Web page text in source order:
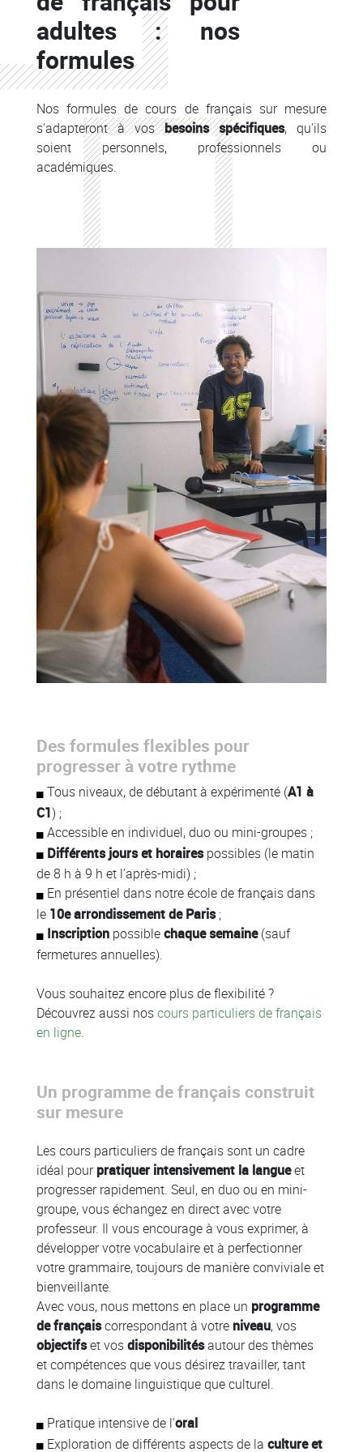
adultes : nos
formules
Nos formules de cours de français sur mesure
s'adapteront à vosbesoins spécifiques, qu'ils
soient personnels, professionnels ou
académiques.
Colonne
Des formules flexibles pour
progresser à votre rythme
Tous niveaux, de débutant à expérimenté (A1 à
C1) ;
Accessible en individuel, duo ou mini-groupes ;
Différents jours et horairespossibles (le matin
de 8 h à 9 h et l’après-midi) ;
En présentiel dans notre école de français dans
le 10e arrondissement de Paris;
Inscription possiblechaque semaine(sauf
fermetures annuelles).
Vous souhaitez encore plus de flexibilité ?
Découvrez aussi noscours particuliers de français
en ligne.
Un programme de français construit
sur mesure
Les cours particuliers de français sont un cadre
idéal pourpratiquer intensivement la langueet
progresser rapidement. Seul, en duo ou en mini-
groupe, vous échangez en direct avec votre
professeur. Il vous encourage à vous exprimer, à
développer votre vocabulaire et à perfectionner
votre grammaire, toujours de manière conviviale et
bienveillante.
Avec vous, nous mettons en place un programme
de françaiscorrespondant à votre niveau, vos
objectifset vosdisponibilitésautour des thèmes
et compétences que vous désirez travailler, tant
dans le domaine linguistique que culturel.
Pratique intensive de l'oral
Exploration de différents aspects de la culture et